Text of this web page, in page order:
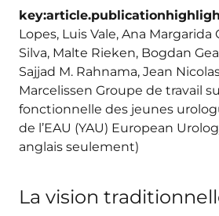
Lopes, Luis Vale, Ana Margarida
Silva, Malte Rieken, Bogdan
Sajjad M. Rahnama, Jean
Marcelissen Groupe de travail
fonctionnelle des jeunes
de l’EAU (YAU) European
anglais seulement)
La vision